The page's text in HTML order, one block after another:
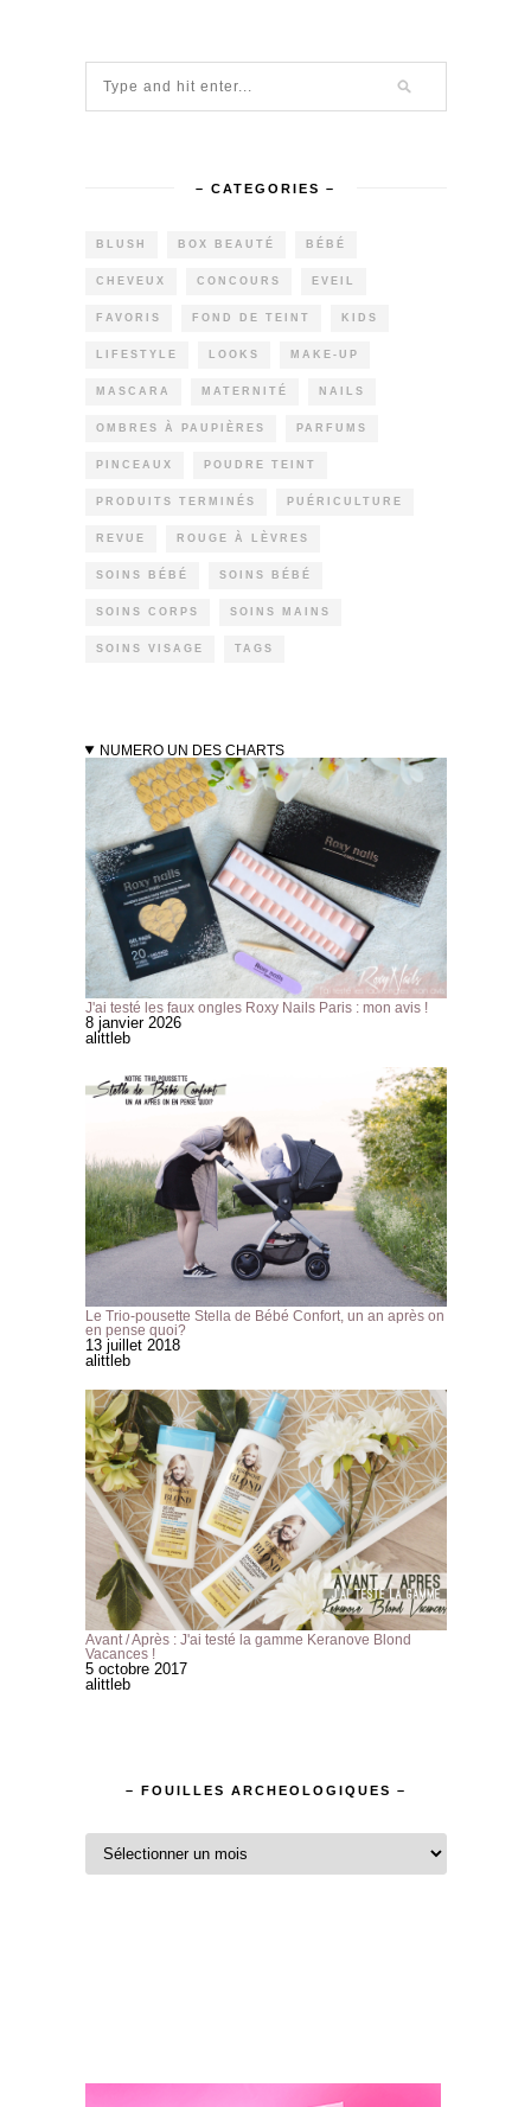
– CATEGORIES –
BLUSH BOX BEAUTÉ BÉBÉ
CHEVEUX CONCOURS EVEIL
FAVORIS FOND DE TEINT KIDS
LIFESTYLE LOOKS MAKE-UP
MASCARA MATERNITÉ NAILS
OMBRES À PAUPIÈRES PARFUMS
PINCEAUX POUDRE TEINT
PRODUITS TERMINÉS PUÉRICULTURE
REVUE ROUGE À LÈVRES
SOINS BÉBÉ SOINS BÉBÉ
SOINS CORPS SOINS MAINS
SOINS VISAGE TAGS
NUMERO UN DES CHARTS
J'ai testé les faux ongles Roxy Nails Paris : mon avis !
8 janvier 2026
alittleb
Le Trio-pousette Stella de Bébé Confort, un an après on
en pense quoi?
13 juillet 2018
alittleb
Avant / Après : J'ai testé la gamme Keranove Blond
Vacances !
5 octobre 2017
alittleb
– FOUILLES ARCHEOLOGIQUES –